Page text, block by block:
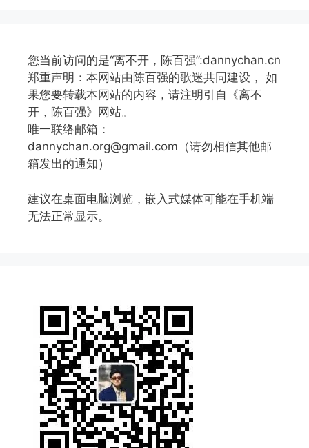
您当前访问的是“离不开，陈百强”:dannychan.cn
郑重声明：本网站由陈百强的歌迷共同建设， 如
果您要转载本网站的内容，请注明引自《离不
开，陈百强》网站。
唯一联络邮箱：
dannychan.org@gmail.com（请勿相信其他邮
箱发出的通知）
建议在桌面电脑浏览，嵌入式媒体可能在手机端
无法正常显示。